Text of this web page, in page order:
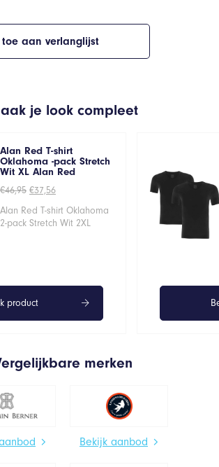
toe aan verlanglijst
je look compleet
Alan Red T-shirt
Oklahoma -pack Stretch
Wit XL Alan Red
€46,95 Oorspronkelijke
was:
€46,95.
€37,56Huidige
is:
€37,56.
Alan Red T-shirt Oklahoma
2-pack Stretch Wit 2XL
product
merken
Bekijk aanbod